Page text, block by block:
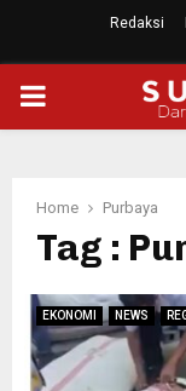
Redaksi
PRIMARY
Home Purbaya
Tag :
EKONOMI NEWS